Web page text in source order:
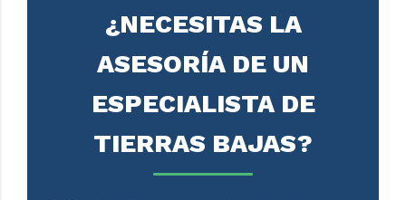
¿NECESITAS LA
ASESORÍA DE UN
ESPECIALISTA DE
TIERRAS BAJAS?